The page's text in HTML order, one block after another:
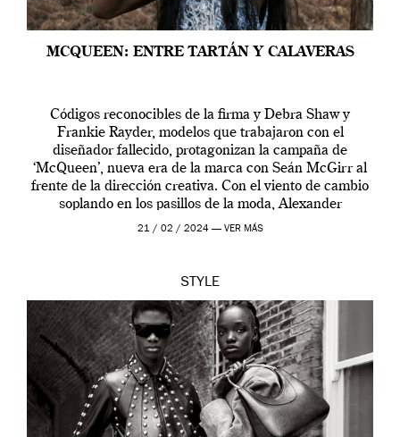
MCQUEEN: ENTRE TARTÁN Y CALAVERAS
Códigos reconocibles de la firma y Debra Shaw y
Frankie Rayder, modelos que trabajaron con el
diseñador fallecido, protagonizan la campaña de
‘McQueen’, nueva era de la marca con Seán McGirr al
frente de la dirección creativa. Con el viento de cambio
soplando en los pasillos de la moda, Alexander
McQueen se prepara para una […]
21 / 02 / 2024 — VER MÁS
STYLE